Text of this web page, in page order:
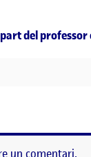
del
un comentari.